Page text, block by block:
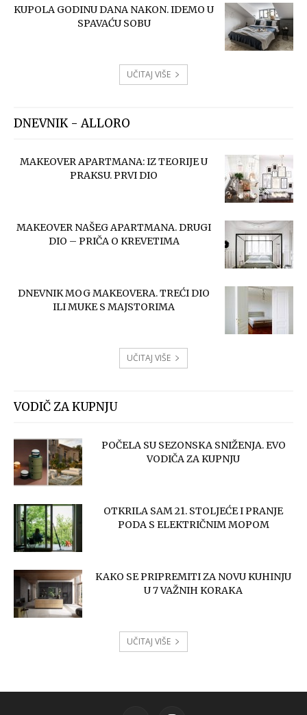
KUPOLA GODINU DANA NAKON. IDEMO U
SPAVAĆU SOBU
UČITAJ VIŠE
DNEVNIK - ALLORO
MAKEOVER APARTMANA: IZ TEORIJE U
PRAKSU. PRVI DIO
MAKEOVER NAŠEG APARTMANA. DRUGI
DIO – PRIČA O KREVETIMA
DNEVNIK MOG MAKEOVERA. TREĆI DIO
ILI MUKE S MAJSTORIMA
UČITAJ VIŠE
VODIČ ZA KUPNJU
POČELA SU SEZONSKA SNIŽENJA. EVO
VODIČA ZA KUPNJU
OTKRILA SAM 21. STOLJEĆE I PRANJE
PODA S ELEKTRIČNIM MOPOM
KAKO SE PRIPREMITI ZA NOVU KUHINJU
U 7 VAŽNIH KORAKA
UČITAJ VIŠE